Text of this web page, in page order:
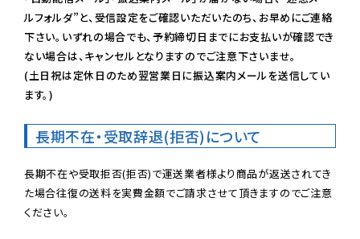
ルフォルダ”と、受信設定をご確認いただいたのち、お早めにご連絡
下さい。いずれの場合でも、予約締切日までにお支払いが確認でき
ない場合は、キャンセルとなりますのでご注意下さいませ。
(土日祝は定休日のため翌営業日に振込案内メールを送信してい
ます。)
長期不在・受取辞退(拒否)について
長期不在や受取拒否(拒否)で運送業者様より商品が返送されてき
た場合往復の送料を実費金額でご請求させて頂きますのでご注意
ください。